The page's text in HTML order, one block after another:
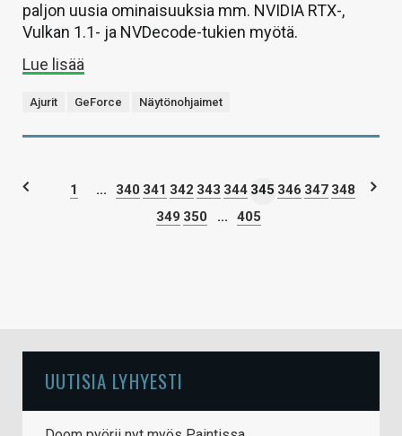
paljon uusia ominaisuuksia mm. NVIDIA RTX-,
Vulkan 1.1- ja NVDecode-tukien myötä.
Lue lisää
Ajurit GeForce Näytönohjaimet
1 ... 340 341 342 343 344 345 346 347 348
349 350 ... 405
UUTISIA LYHYESTI